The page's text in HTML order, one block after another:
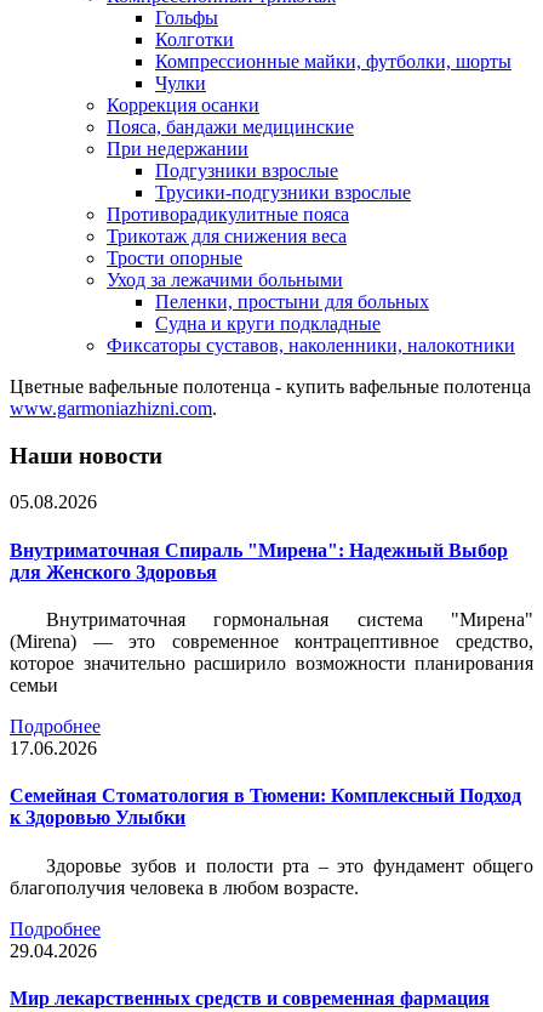
Гольфы
Колготки
Компрессионные майки, футболки, шорты
Чулки
Коррекция осанки
Пояса, бандажи медицинские
При недержании
Подгузники взрослые
Трусики-подгузники взрослые
Противорадикулитные пояса
Трикотаж для снижения веса
Трости опорные
Уход за лежачими больными
Пеленки, простыни для больных
Судна и круги подкладные
Фиксаторы суставов, наколенники, налокотники
Цветные вафельные полотенца - купить вафельные полотенца
www.garmoniazhizni.com.
Наши новости
05.08.2026
Внутриматочная Спираль "Мирена": Надежный Выбор
для Женского Здоровья
Внутриматочная гормональная система "Мирена"
(Mirena) — это современное контрацептивное средство,
которое значительно расширило возможности планирования
семьи
Подробнее
17.06.2026
Семейная Стоматология в Тюмени: Комплексный Подход
к Здоровью Улыбки
Здоровье зубов и полости рта – это фундамент общего
благополучия человека в любом возрасте.
Подробнее
29.04.2026
Мир лекарственных средств и современная фармация